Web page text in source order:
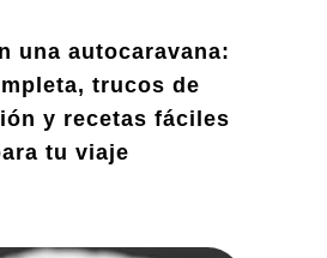
una autocaravana:
trucos de
y recetas fáciles
tu viaje